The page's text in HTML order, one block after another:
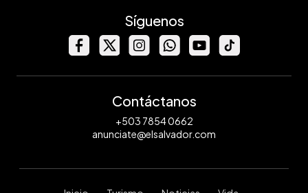
Síguenos
Contáctanos
+503 7854 0662
anunciate@elsalvador.com